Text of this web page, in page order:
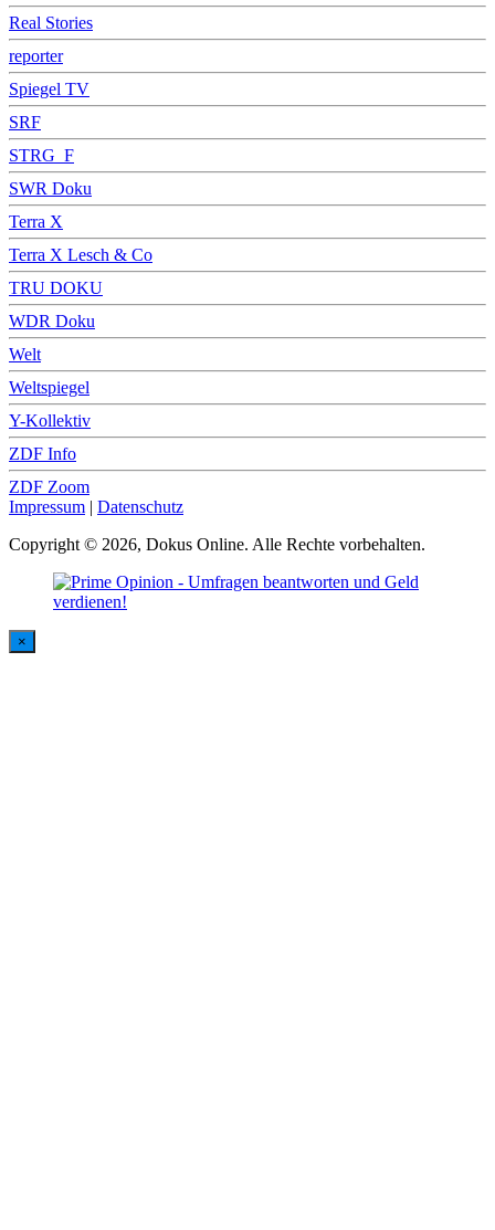
Real Stories
reporter
Spiegel TV
SRF
STRG_F
SWR Doku
Terra X
Terra X Lesch & Co
TRU DOKU
WDR Doku
Welt
Weltspiegel
Y-Kollektiv
ZDF Info
ZDF Zoom
Impressum | Datenschutz
Copyright © 2026, Dokus Online. Alle Rechte vorbehalten.
×